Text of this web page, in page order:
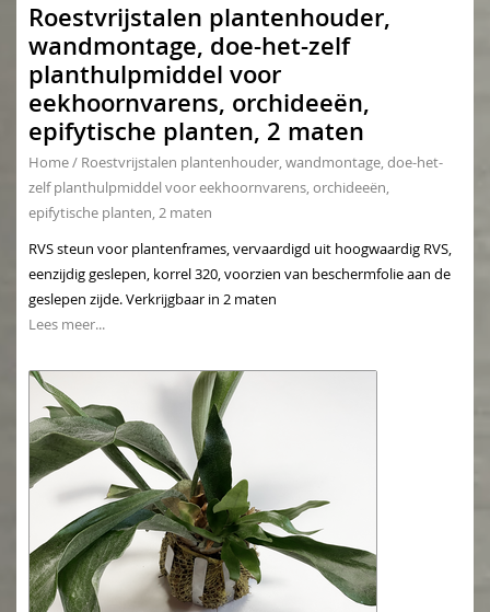
Roestvrijstalen plantenhouder,
wandmontage, doe-het-zelf
planthulpmiddel voor
eekhoornvarens, orchideeën,
epifytische planten, 2 maten
Home/ Roestvrijstalen plantenhouder, wandmontage, doe-het-
zelf planthulpmiddel voor eekhoornvarens, orchideeën,
epifytische planten, 2 maten
RVS steun voor plantenframes, vervaardigd uit hoogwaardig RVS,
eenzijdig geslepen, korrel 320, voorzien van beschermfolie aan de
geslepen zijde. Verkrijgbaar in 2 maten
Lees meer...